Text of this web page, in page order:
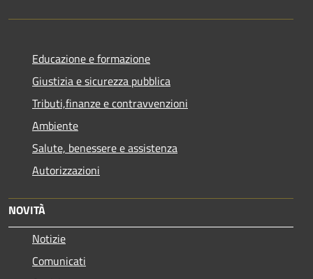
Educazione e formazione
Giustizia e sicurezza pubblica
Tributi,finanze e contravvenzioni
Ambiente
Salute, benessere e assistenza
Autorizzazioni
NOVITÀ
Notizie
Comunicati